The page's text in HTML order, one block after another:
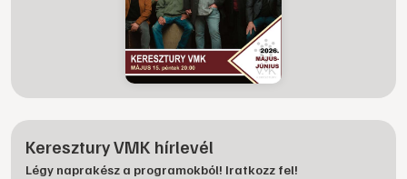
Keresztury VMK hírlevél
Légy naprakész a programokból! Iratkozz fel!